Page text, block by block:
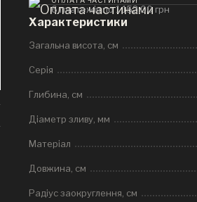
6 платежів по 1 152.00 грн
Характеристики
Загальна висота, см
Серія
Глибина, см
Діаметр зливу, мм
Матеріал
Довжина, см
Радіус заокруглення, см